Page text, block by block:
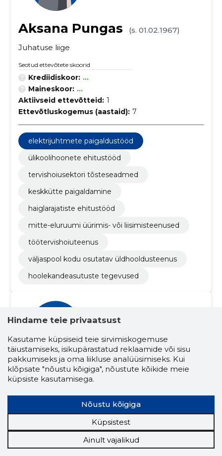
Aksana Pungas
(s. 01.02.1967)
Juhatuse liige
Seotud ettevõtete skoorid
Krediidiskoor: ...
Maineskoor: ...
Aktiivseid ettevõtteid: 1
Ettevõtluskogemus (aastaid): 7
elektrijuhtmete paigaldustööd
ülikoolihoonete ehitustööd
tervishoiusektori tõsteseadmed
keskkütte paigaldamine
haiglarajatiste ehitustööd
mitte-eluruumi üürimis- või liisimisteenused
töötervishoiuteenus
väljaspool kodu osutatav üldhooldusteenus
hoolekandeasutuste tegevused
Ingvar Saare
(s. 13.06.1986)
Nõukogu liige Osanik
Krediidiskoor: ...
Hindame teie privaatsust
Kasutame küpsiseid teie sirvimiskogemuse
täiustamiseks, isikupärastatud reklaamide või sisu
pakkumiseks ja oma liikluse analüüsimiseks. Kui
klõpsate "nõustu kõigiga", nõustute kõikide meie
küpsiste kasutamisega.
Nõustu kõigiga
Küpsistest
Ainult vajalikud